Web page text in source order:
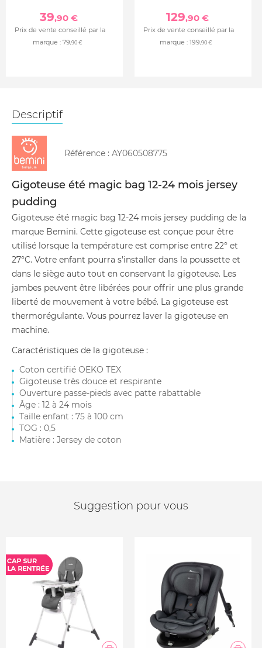
39,90 €
Prix de vente conseillé par la
marque : 79,90 €
129,90 €
Prix de vente conseillé par la
marque : 199,90 €
Descriptif
Référence : AY060508775
Gigoteuse été magic bag 12-24 mois jersey
pudding
Gigoteuse été magic bag 12-24 mois jersey pudding de la
marque Bemini. Cette gigoteuse est conçue pour être
utilisé lorsque la température est comprise entre 22° et
27°C. Votre enfant pourra s'installer dans la poussette et
dans le siège auto tout en conservant la gigoteuse. Les
jambes peuvent être libérées pour offrir une plus grande
liberté de mouvement à votre bébé. La gigoteuse est
thermorégulante. Vous pourrez laver la gigoteuse en
machine.
Caractéristiques de la gigoteuse :
Coton certifié OEKO TEX
Gigoteuse très douce et respirante
Ouverture passe-pieds avec patte rabattable
Âge : 12 à 24 mois
Taille enfant : 75 à 100 cm
TOG : 0,5
Matière : Jersey de coton
Suggestion pour vous